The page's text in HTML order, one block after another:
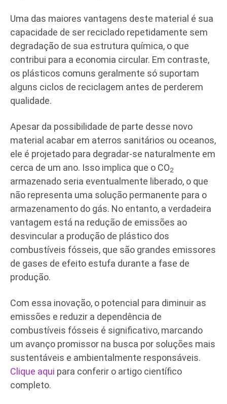
Uma das maiores vantagens deste material é sua
capacidade de ser reciclado repetidamente sem
degradação de sua estrutura química, o que
contribui para a economia circular. Em contraste,
os plásticos comuns geralmente só suportam
alguns ciclos de reciclagem antes de perderem
qualidade.
Apesar da possibilidade de parte desse novo
material acabar em aterros sanitários ou oceanos,
ele é projetado para degradar-se naturalmente em
cerca de um ano. Isso implica que o CO2
armazenado seria eventualmente liberado, o que
não representa uma solução permanente para o
armazenamento do gás. No entanto, a verdadeira
vantagem está na redução de emissões ao
desvincular a produção de plástico dos
combustíveis fósseis, que são grandes emissores
de gases de efeito estufa durante a fase de
produção.
Com essa inovação, o potencial para diminuir as
emissões e reduzir a dependência de
combustíveis fósseis é significativo, marcando
um avanço promissor na busca por soluções mais
sustentáveis e ambientalmente responsáveis.
Clique aqui para conferir o artigo científico
completo.